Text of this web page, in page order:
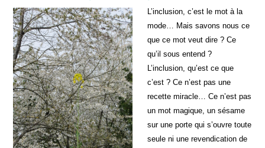
L’inclusion, c’est le mot à la
mode… Mais savons nous ce
que ce mot veut dire ? Ce
qu’il sous entend ?
L’inclusion, qu’est ce que
c’est ? Ce n’est pas une
recette miracle… Ce n’est pas
un mot magique, un sésame
sur une porte qui s’ouvre toute
seule ni une revendication de